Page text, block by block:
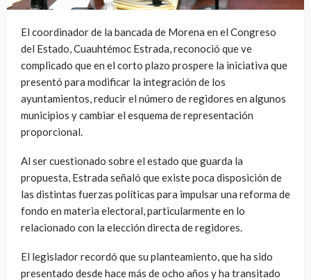
El coordinador de la bancada de Morena en el Congreso
del Estado, Cuauhtémoc Estrada, reconoció que ve
complicado que en el corto plazo prospere la iniciativa que
presentó para modificar la integración de los
ayuntamientos, reducir el número de regidores en algunos
municipios y cambiar el esquema de representación
proporcional.
Al ser cuestionado sobre el estado que guarda la
propuesta, Estrada señaló que existe poca disposición de
las distintas fuerzas políticas para impulsar una reforma de
fondo en materia electoral, particularmente en lo
relacionado con la elección directa de regidores.
El legislador recordó que su planteamiento, que ha sido
presentado desde hace más de ocho años y ha transitado